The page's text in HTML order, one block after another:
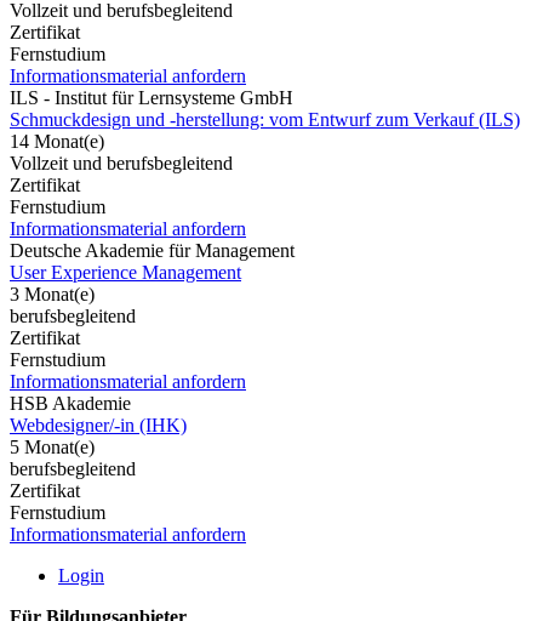
Vollzeit und berufsbegleitend
Zertifikat
Fernstudium
Informationsmaterial anfordern
ILS - Institut für Lernsysteme GmbH
Schmuckdesign und -herstellung: vom Entwurf zum Verkauf (ILS)
14 Monat(e)
Vollzeit und berufsbegleitend
Zertifikat
Fernstudium
Informationsmaterial anfordern
Deutsche Akademie für Management
User Experience Management
3 Monat(e)
berufsbegleitend
Zertifikat
Fernstudium
Informationsmaterial anfordern
HSB Akademie
Webdesigner/-in (IHK)
5 Monat(e)
berufsbegleitend
Zertifikat
Fernstudium
Informationsmaterial anfordern
Login
Für Bildungsanbieter